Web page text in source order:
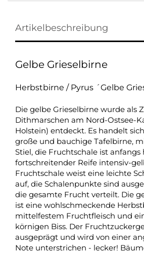
Artikelbeschreibung
Gelbe Grieselbirne
Herbstbirne / Pyrus ´Gelbe
Die gelbe Grieselbirne wurde als
Dithmarschen am Nord-Ostsee-
Holstein) entdeckt. Es handelt
große und bauchige Tafelbirne,
Stiel, die Fruchtschale ist
fortschreitender Reife intensiv-
Fruchtschale weist eine leichte
auf, die Schalenpunkte sind
die gesamte Frucht verteilt. Die
ist eine wohlschmeckende
mittelfestem Fruchtfleisch und
körnigen Biss. Der
ausgeprägt und wird von einer
Note unterstrichen - lecker!